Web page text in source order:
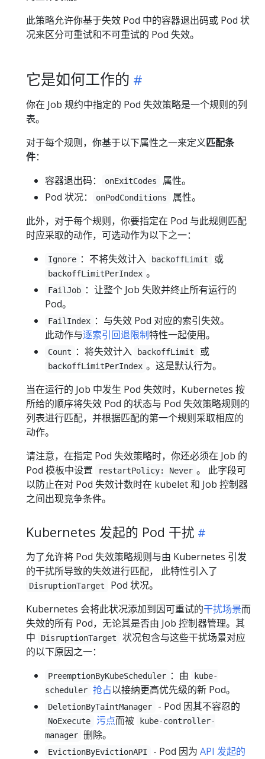
此策略允许你基于失效 Pod 中的容器退出码或 Pod 状
况来区分可重试和不可重试的 Pod 失效。
它是如何工作的
你在 Job 规约中指定的 Pod 失效策略是一个规则的列
表。
对于每个规则，你基于以下属性之一来定义匹配条
件：
容器退出码：
onExitCodes
属性。
Pod 状况：
onPodConditions
属性。
此外，对于每个规则，你要指定在 Pod 与此规则匹配
时应采取的动作，可选动作为以下之一：
Ignore ：不将失效计入 backoffLimit 或
backoffLimitPerIndex 。
FailJob ：让整个 Job 失败并终止所有运行的
Pod。
FailIndex ：与失效 Pod 对应的索引失效。
此动作与逐索引回退限制特性一起使用。
Count ：将失效计入 backoffLimit 或
backoffLimitPerIndex 。这是默认行为。
当在运行的 Job 中发生 Pod 失效时，Kubernetes 按
所给的顺序将失效 Pod 的状态与 Pod 失效策略规则的
列表进行匹配，并根据匹配的第一个规则采取相应的
动作。
请注意，在指定 Pod 失效策略时，你还必须在 Job 的
Pod 模板中设置
restartPolicy: Never 。 此字段可
以防止在对 Pod 失效计数时在 kubelet 和 Job 控制器
之间出现竞争条件。
Kubernetes 发起的 Pod 干扰
为了允许将 Pod 失效策略规则与由 Kubernetes 引发
的干扰所导致的失效进行匹配， 此特性引入了
DisruptionTarget
Pod 状况。
Kubernetes 会将此状况添加到因可重试的干扰场景而
失效的所有 Pod，无论其是否由 Job 控制器管理。其
中
DisruptionTarget
状况包含与这些干扰场景对应
的以下原因之一：
PreemptionByKubeScheduler ：由
kube-
scheduler 抢占以接纳更高优先级的新 Pod。
DeletionByTaintManager - Pod 因其不容忍的
NoExecute 污点而被
kube-controller-
manager 删除。
EvictionByEvictionAPI - Pod 因为 API 发起的